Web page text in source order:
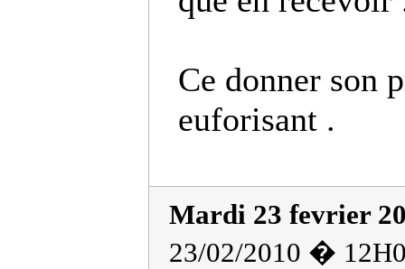
Ce donner son
euforisant .
Mardi 23 fevrier
23/02/2010 �